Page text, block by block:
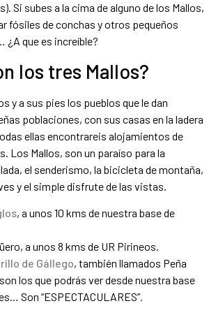
Si subes a la cima de alguno de los Mallos,
fósiles de conchas y otros pequeños
que es increíble?
los tres Mallos?
y a sus pies los pueblos que le dan
poblaciones, con sus casas en la ladera
ellas encontrareis alojamientos de
Los Mallos, son un paraíso para la
el senderismo, la bicicleta de montaña,
y el simple disfrute de las vistas.
, a unos 10 kms de nuestra base de
a unos 8 kms de UR Pirineos.
de Gállego, también llamados Peña
los que podrás ver desde nuestra base
Son “ESPECTACULARES”.